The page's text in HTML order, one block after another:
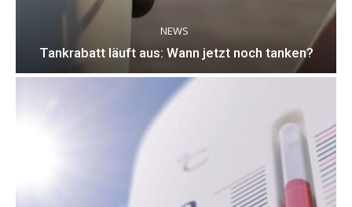
NEWS
Tankrabatt läuft aus: Wann jetzt noch tanken?